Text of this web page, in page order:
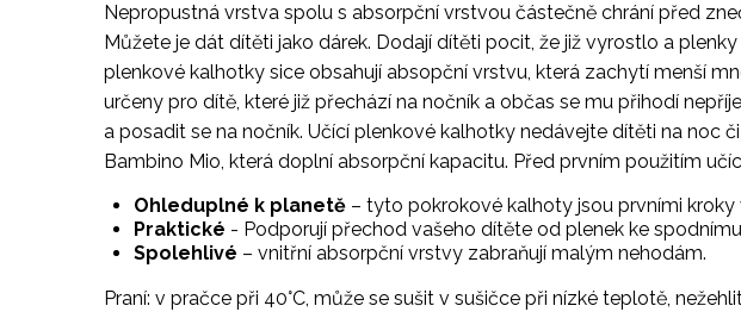
Nepropustná vrstva spolu s absorpční vrstvou částečně chrání před
Můžete je dát dítěti jako dárek. Dodají dítěti pocit, že již vyrostlo a
plenkové kalhotky sice obsahují absopční vrstvu, která zachytí menší
určeny pro dítě, které již přechází na nočník a občas se mu přihodí
a posadit se na nočník. Učící plenkové kalhotky nedávejte dítěti na noc
Bambino Mio, která doplní absorpční kapacitu. Před prvním použitím
Ohleduplné k planetě – tyto pokrokové kalhoty jsou prvními
Praktické - Podporují přechod vašeho dítěte od plenek ke
Spolehlivé – vnitřní absorpční vrstvy zabraňují malým nehodám.
Praní: v pračce při 40°C, může se sušit v sušičce při nízké teplotě,